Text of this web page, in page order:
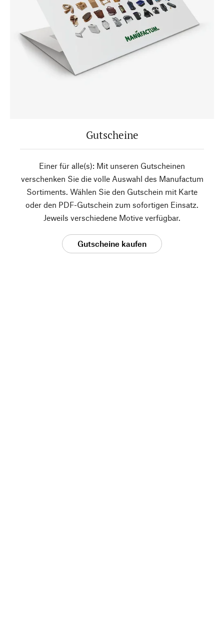
Gutscheine
Einer für alle(s): Mit unseren Gutscheinen
verschenken Sie die volle Auswahl des Manufactum
Sortiments. Wählen Sie den Gutschein mit Karte
oder den PDF-Gutschein zum sofortigen Einsatz.
Jeweils verschiedene Motive verfügbar.
Gutscheine kaufen